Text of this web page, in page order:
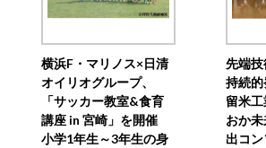
横浜F・マリノス×日清
オイリオグループ、
「サッカー教室&食育
講座 in 宮崎」を開催
小学1年生～3年生の身
先端
持続
留米工
おか
出コ